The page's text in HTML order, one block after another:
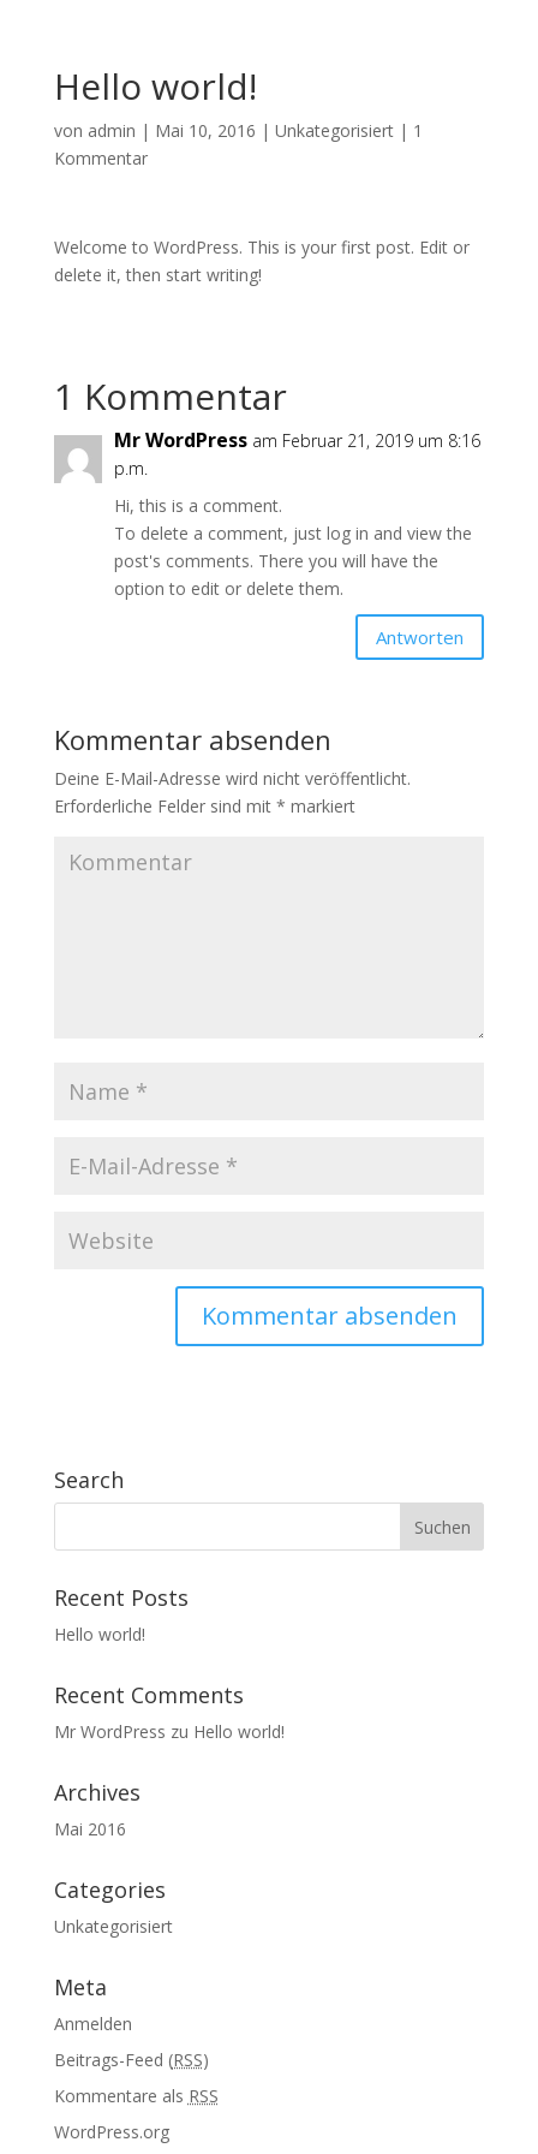
Hello world!
von admin | Mai 10, 2016 | Unkategorisiert| 1
Kommentar
Welcome to WordPress. This is your first post. Edit or
delete it, then start writing!
1 Kommentar
Mr WordPress am Februar 21, 2019 um 8:16
p.m.
Hi, this is a comment.
To delete a comment, just log in and view the
post's comments. There you will have the
option to edit or delete them.
Antworten
Kommentar absenden
Deine E-Mail-Adresse wird nicht veröffentlicht.
Erforderliche Felder sind mit * markiert
Search
Recent Posts
Hello world!
Recent Comments
Mr WordPress zu Hello world!
Archives
Mai 2016
Categories
Unkategorisiert
Meta
Anmelden
Beitrags-Feed (RSS)
Kommentare als RSS
WordPress.org